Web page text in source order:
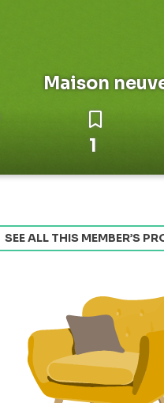
Maison
1
SEE ALL THIS MEMBER’S